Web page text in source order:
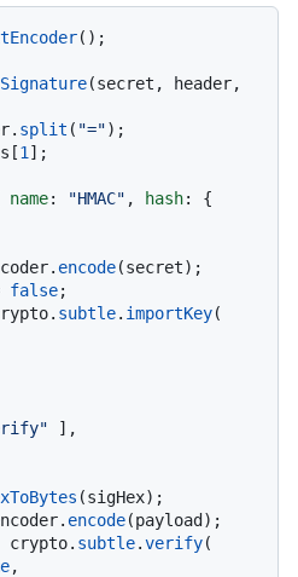
();
(secret, header,
split ( "=");
1 ];
name: "HMAC" , hash
encode(secret);
false;
subtle. importKey(
],
(sigHex);
encode(payload);
crypto. subtle.verify(
,